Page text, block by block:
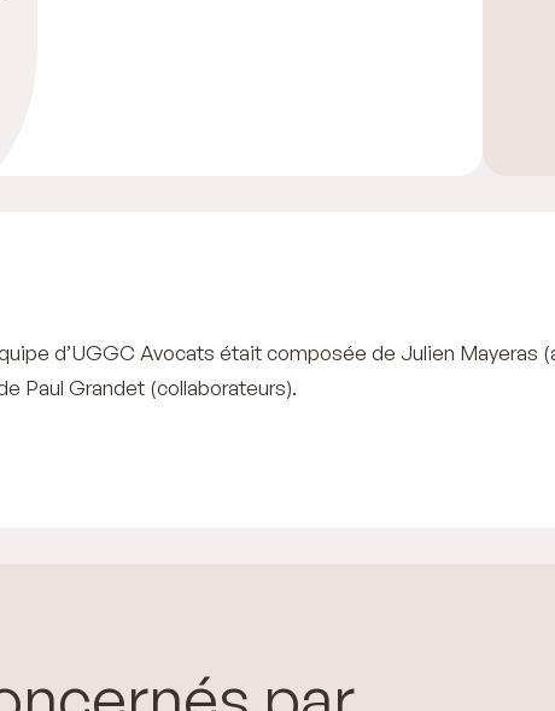
d’UGGC Avocats était composée de Julien Mayeras
Paul Grandet (collaborateurs).